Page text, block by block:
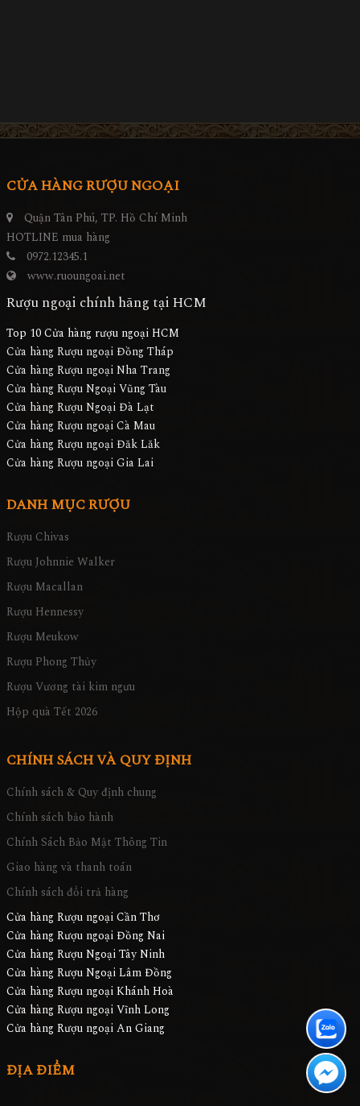
CỬA HÀNG RƯỢU NGOẠI
Quận Tân Phú, TP. Hồ Chí Minh
HOTLINE mua hàng
0972.12345.1
www.ruoungoai.net
Rượu ngoại chính hãng tại HCM
Top 10 Cửa hàng rượu ngoại HCM
Cửa hàng Rượu ngoại Đồng Tháp
Cửa hàng Rượu ngoại Nha Trang
Cửa hàng Rượu Ngoại Vũng Tàu
Cửa hàng Rượu Ngoại Đà Lạt
Cửa hàng Rượu ngoại Cà Mau
Cửa hàng Rượu ngoại Đăk Lăk
Cửa hàng Rượu ngoại Gia Lai
DANH MỤC RƯỢU
Rượu Chivas
Rượu Johnnie Walker
Rượu Macallan
Rượu Hennessy
Rượu Meukow
Rượu Phong Thủy
Rượu Vương tài kim ngưu
Hộp quà Tết 2026
CHÍNH SÁCH VÀ QUY ĐỊNH
Chính sách & Quy định chung
Chính sách bảo hành
Chính Sách Bảo Mật Thông Tin
Giao hàng và thanh toán
Chính sách đổi trả hàng
Cửa hàng Rượu ngoại Cần Thơ
Cửa hàng Rượu ngoại Đồng Nai
Cửa hàng Rượu Ngoại Tây Ninh
Cửa hàng Rượu Ngoại Lâm Đồng
Cửa hàng Rượu ngoại Khánh Hoà
Cửa hàng Rượu ngoại Vĩnh Long
Cửa hàng Rượu ngoại An Giang
ĐỊA ĐIỂM